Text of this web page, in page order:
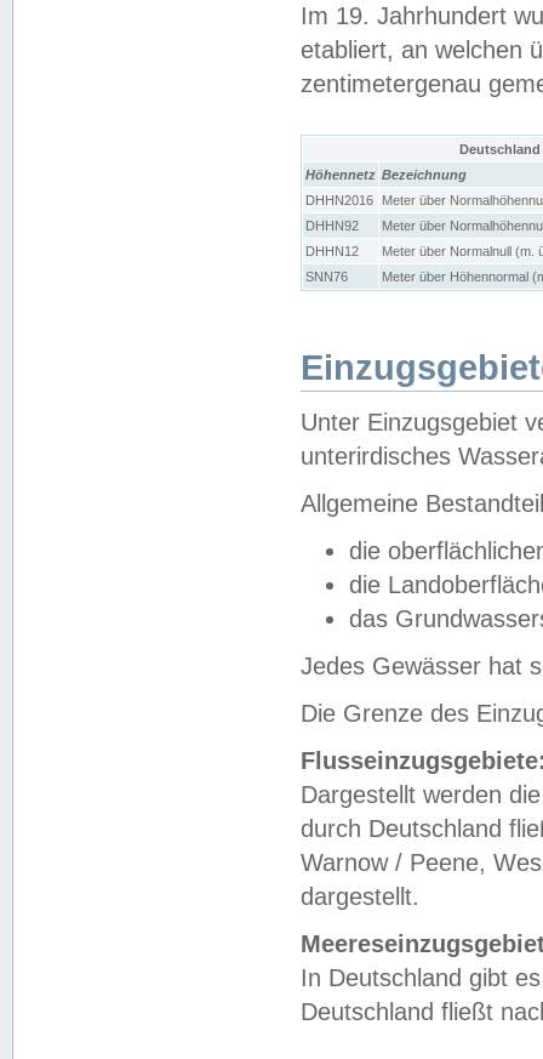
Im 19. Jahrhundert
etabliert, an welchen
zentimetergenau
Höhennetz Bezeichnung
DHHN2016
Meter über
DHHN92
Meter über
DHHN12
Meter über Normalnull (m.
SNN76
Meter über Höhennormal
Unter Einzugsgebiet
unterirdisches
Allgemeine
die
die
das
Jedes Gewässer hat
Die Grenze des
Dargestellt werden
durch Deutschland
Warnow / Peene,
dargestellt.
In Deutschland gibt
Deutschland fließt